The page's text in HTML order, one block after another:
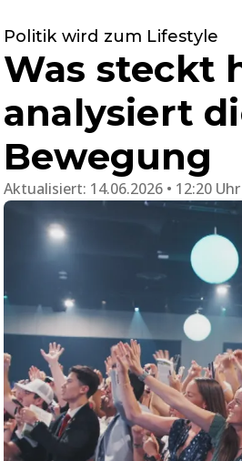
Politik wird zum Lifestyle
Was steckt
analysiert
Bewegung
Aktualisiert: 14.06.2026 • 12:20 Uhr